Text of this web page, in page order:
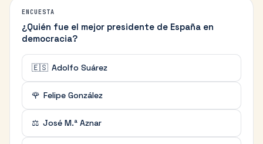
ENCUESTA
¿Quién fue el mejor presidente de España en
democracia?
🇪🇸 Adolfo Suárez
🌹 Felipe González
⚖️ José M.ª Aznar